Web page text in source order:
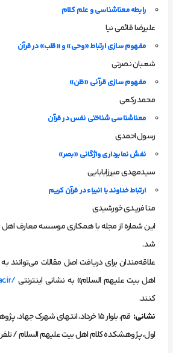
رابطه معناشناسی و علم کلام
علیرضا قائمی نیا
مفهوم سازی ارتباط «وحی» و «قلب» در قرآن
شعبان نصرتی
مفهوم سازی قرآنی «ظن»
محمد رکعی
معناشناسی شناختی نفس در قرآن
رسول احمدی
نفش نمابرداری واژگانی «بصر»
سیدمهدی میرزابابایی
ارتباط خداوند با انبیاء در قرآن کریم
منا فریدی خورشیدی
این شماره از مجله با همکاری موسسه معارف
شد.
علاقه‌مندان برای دریافت اصل مقالات می‌توانند
اهل بیت علیهم السلام» به نشانی اینترنتی
کنند.
نشانی:
قم، بلوار ۱۵ خرداد، انتهای شهرک
اول، پژوهشکده کلام اهل بیت علیهم السلام / تلفن: